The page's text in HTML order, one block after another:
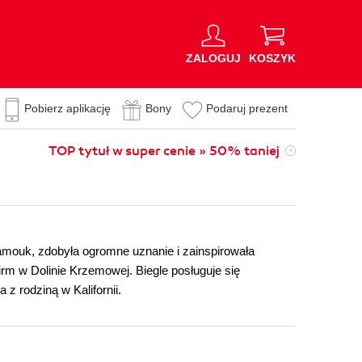
ZALOGUJ KOSZYK
Pobierz aplikację Bony Podaruj prezent
TOP tytuł w super cenie » 50% taniej
zdobyła ogromne uznanie i zainspirowała
w Dolinie Krzemowej. Biegle posługuje się
z rodziną w Kalifornii.